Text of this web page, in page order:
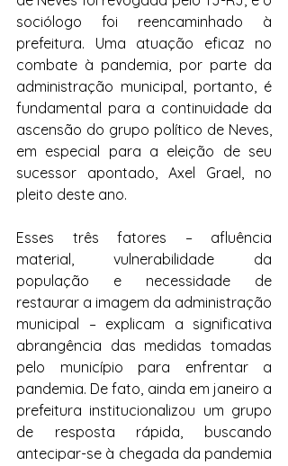
sociólogo foi reencaminhado à
prefeitura. Uma atuação eficaz no
combate à pandemia, por parte da
administração municipal, portanto, é
fundamental para a continuidade da
ascensão do grupo político de Neves,
em especial para a eleição de seu
sucessor apontado, Axel Grael, no
pleito deste ano.
Esses três fatores – afluência
material, vulnerabilidade da
população e necessidade de
restaurar a imagem da administração
municipal – explicam a significativa
abrangência das medidas tomadas
pelo município para enfrentar a
pandemia. De fato, ainda em janeiro a
prefeitura institucionalizou um grupo
de resposta rápida, buscando
antecipar-se à chegada da pandemia